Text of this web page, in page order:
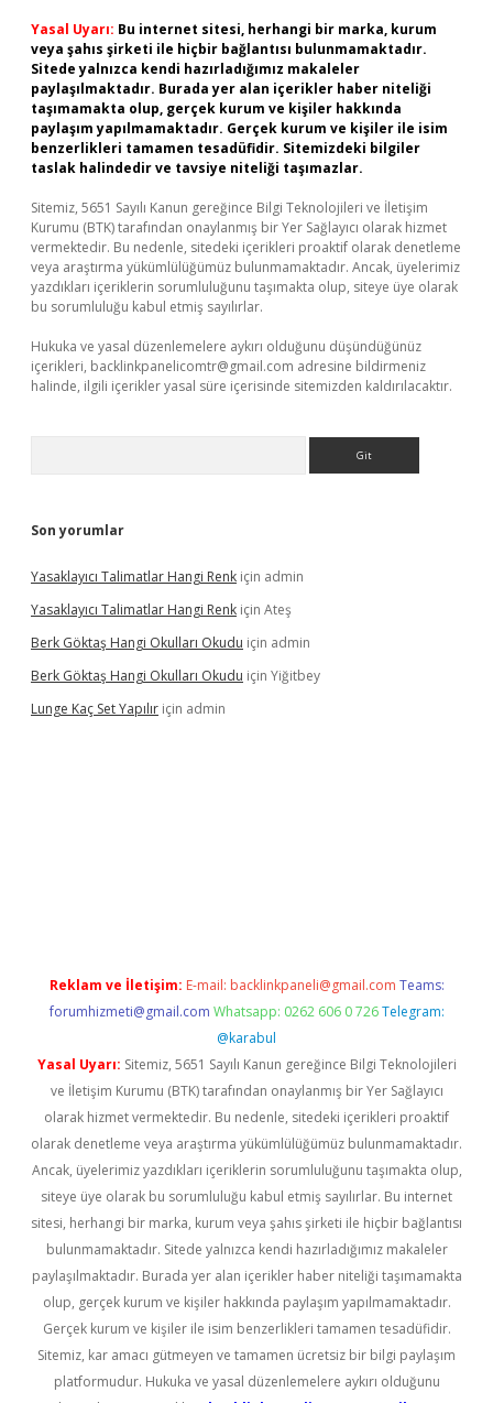
Yasal Uyarı: Bu internet sitesi, herhangi bir marka, kurum
veya şahıs şirketi ile hiçbir bağlantısı bulunmamaktadır.
Sitede yalnızca kendi hazırladığımız makaleler
paylaşılmaktadır. Burada yer alan içerikler haber niteliği
taşımamakta olup, gerçek kurum ve kişiler hakkında
paylaşım yapılmamaktadır. Gerçek kurum ve kişiler ile isim
benzerlikleri tamamen tesadüfidir. Sitemizdeki bilgiler
taslak halindedir ve tavsiye niteliği taşımazlar.
Sitemiz, 5651 Sayılı Kanun gereğince Bilgi Teknolojileri ve İletişim
Kurumu (BTK) tarafından onaylanmış bir Yer Sağlayıcı olarak hizmet
vermektedir. Bu nedenle, sitedeki içerikleri proaktif olarak denetleme
veya araştırma yükümlülüğümüz bulunmamaktadır. Ancak, üyelerimiz
yazdıkları içeriklerin sorumluluğunu taşımakta olup, siteye üye olarak
bu sorumluluğu kabul etmiş sayılırlar.
Hukuka ve yasal düzenlemelere aykırı olduğunu düşündüğünüz
içerikleri, backlinkpanelicomtr@gmail.com adresine bildirmeniz
halinde, ilgili içerikler yasal süre içerisinde sitemizden kaldırılacaktır.
Son yorumlar
Yasaklayıcı Talimatlar Hangi Renk için admin
Yasaklayıcı Talimatlar Hangi Renk için Ateş
Berk Göktaş Hangi Okulları Okudu için admin
Berk Göktaş Hangi Okulları Okudu için Yiğitbey
Lunge Kaç Set Yapılır için admin
Reklam ve İletişim: E-mail: backlinkpaneli@gmail.com Teams:
forumhizmeti@gmail.com Whatsapp: 0262 606 0 726 Telegram:
@karabul
Yasal Uyarı: Sitemiz, 5651 Sayılı Kanun gereğince Bilgi Teknolojileri
ve İletişim Kurumu (BTK) tarafından onaylanmış bir Yer Sağlayıcı
olarak hizmet vermektedir. Bu nedenle, sitedeki içerikleri proaktif
olarak denetleme veya araştırma yükümlülüğümüz bulunmamaktadır.
Ancak, üyelerimiz yazdıkları içeriklerin sorumluluğunu taşımakta olup,
siteye üye olarak bu sorumluluğu kabul etmiş sayılırlar. Bu internet
sitesi, herhangi bir marka, kurum veya şahıs şirketi ile hiçbir bağlantısı
bulunmamaktadır. Sitede yalnızca kendi hazırladığımız makaleler
paylaşılmaktadır. Burada yer alan içerikler haber niteliği taşımamakta
olup, gerçek kurum ve kişiler hakkında paylaşım yapılmamaktadır.
Gerçek kurum ve kişiler ile isim benzerlikleri tamamen tesadüfidir.
Sitemiz, kar amacı gütmeyen ve tamamen ücretsiz bir bilgi paylaşım
platformudur. Hukuka ve yasal düzenlemelere aykırı olduğunu